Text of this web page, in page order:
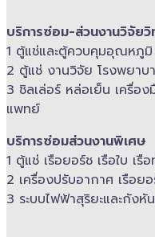
บริการซ่อม-​ส่วนงานวิจัย
1 ตู้แช่และตู้ควบคุม​อุณหภู
2 ตู้แช่ งานวิจัย โรงพยา
3 ชิลเล่อร์ หล่อเย็น เครื่อ
แพทย์
บริการซ่อมส่วนงานพิเศษ
1 ตู้แช่ เรือยอร์ช เรือใบ เรื
2 เครื่องปรับอากาศ เรือยอ
3 ระบบไฟฟ้าสุริยะและกังหั